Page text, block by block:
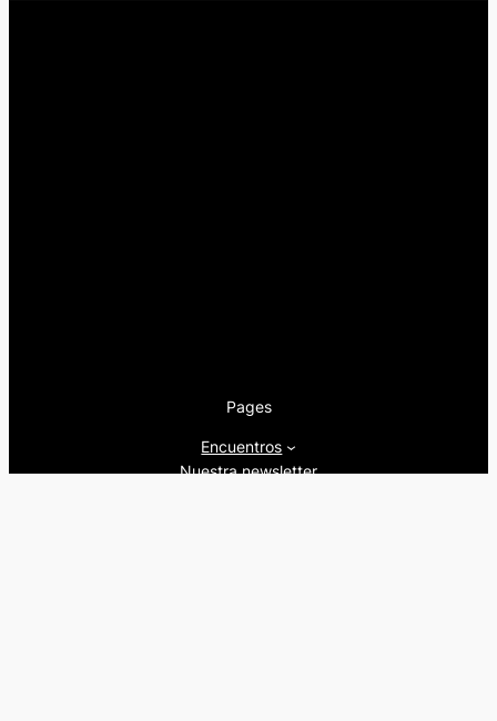
Pages
Encuentros
Nuestra newsletter